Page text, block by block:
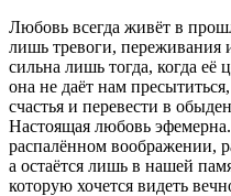
Любовь всегда живёт в
лишь тревоги, переживания
сильна лишь тогда, когда
она не даёт нам
счастья и перевести в
Настоящая любовь
распалённом воображении,
а остаётся лишь в нашей
которую хочется видеть